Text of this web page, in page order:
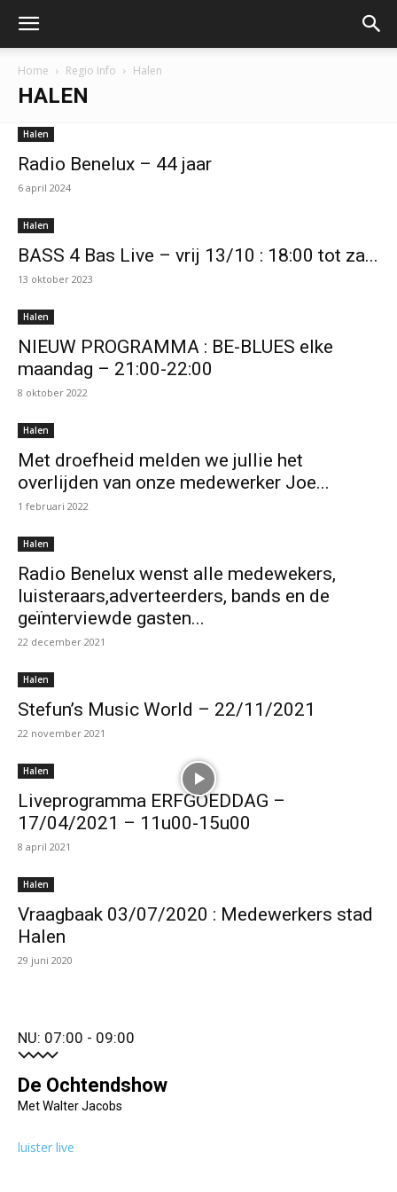
Home Regio Info Halen
HALEN
Halen
Radio Benelux – 44 jaar
6 april 2024
Halen
BASS 4 Bas Live – vrij 13/10 : 18:00 tot za...
13 oktober 2023
Halen
NIEUW PROGRAMMA : BE-BLUES elke
maandag – 21:00-22:00
8 oktober 2022
Halen
Met droefheid melden we jullie het
overlijden van onze medewerker Joe...
1 februari 2022
Halen
Radio Benelux wenst alle medewekers,
luisteraars,adverteerders, bands en de
geïnterviewde gasten...
22 december 2021
Halen
Stefun’s Music World – 22/11/2021
22 november 2021
Halen
Liveprogramma ERFGOEDDAG –
17/04/2021 – 11u00-15u00
8 april 2021
Halen
Vraagbaak 03/07/2020 : Medewerkers stad
Halen
29 juni 2020
NU: 07:00 - 09:00
De Ochtendshow
Met Walter Jacobs
luister live